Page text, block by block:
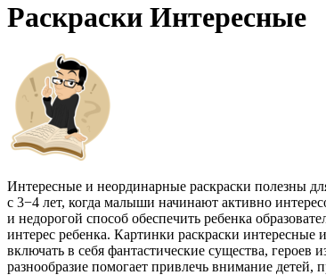
Раскраски Интересные
Интересные и неординарные раскраски полезны
с 3−4 лет, когда малыши начинают активно
и недорогой способ обеспечить ребенка
интерес ребенка. Картинки раскраски
включать в себя фантастические существа,
разнообразие помогает привлечь внимание